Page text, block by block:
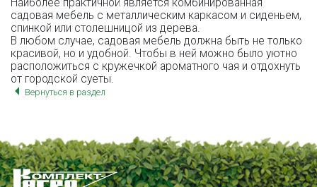
Наиболее практичной является комбинированная
садовая мебель с металлическим каркасом и сиденьем,
спинкой или столешницой из дерева.
В любом случае, садовая мебель должна быть не только
красивой, но и удобной. Чтобы в ней можно было уютно
расположиться с кружечкой ароматного чая и отдохнуть
от городской суеты.
Вернуться в раздел